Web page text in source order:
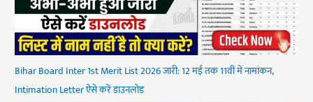
Bihar Board Inter 1st Merit List 2026 जारी: 12 मई तक 11वीं में नामांकन,
Intimation Letter ऐसे करें डाउनलोड